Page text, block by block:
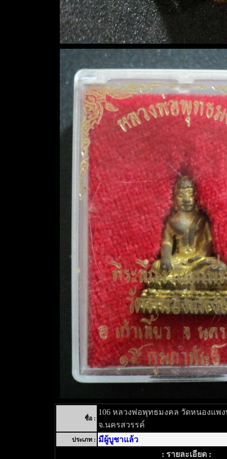
ชื่อ :
106 หลวงพ่อพุทธมงคล วัดหนองแพง
จ.นครสวรรค์
ประเภท : มีผู้บูชาแล้ว
: รายละเอียด :